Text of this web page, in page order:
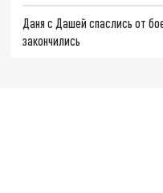
Даня с Дашей спаслись от
закончились